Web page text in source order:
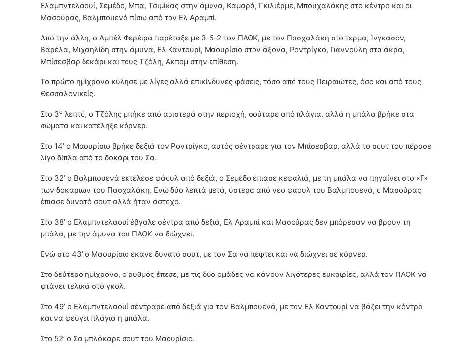
Ελαμπντελαουί, Σεμέδο, Μπα, Τσιμίκας στην άμυνα, Καμαρά, Γκιλιέρμε, Μπουχαλάκης στο κέντρο και οι
Μασούρας, Βαλμπουενά πίσω από τον Ελ Αραμπί.
Από την άλλη, ο Αμπέλ Φερέιρα παρέταξε με 3-5-2 τον ΠΑΟΚ, με τον Πασχαλάκη στο τέρμα, Ίνγκασον,
Βαρέλα, Μιχαηλίδη στην άμυνα, Ελ Καντουρί, Μαουρίσιο στον άξονα, Ροντρίγκο, Γιαννούλη στα άκρα,
Μπίσεσβαρ δεκάρι και τους Τζόλη, Άκπομ στην επίθεση.
Το πρώτο ημίχρονο κύλησε με λίγες αλλά επικίνδυνες φάσεις, τόσο από τους Πειραιώτες, όσο και από τους
Θεσσαλονικείς.
Στο 3ο λεπτό, ο Τζόλης μπήκε από αριστερά στην περιοχή, σούταρε από πλάγια, αλλά η μπάλα βρήκε στα
σώματα και κατέληξε κόρνερ.
Στο 14’ ο Μαουρίσιο βρήκε δεξιά τον Ροντρίγκο, αυτός σέντραρε για τον Μπίσεσβαρ, αλλά το σουτ του πέρασε
λίγο δίπλα από το δοκάρι του Σα.
Στο 32’ ο Βαλμπουενά εκτέλεσε φάουλ από δεξιά, ο Σεμέδο έπιασε κεφαλιά, με τη μπάλα να πηγαίνει στο «Γ»
των δοκαριών του Πασχαλάκη. Ενώ δύο λεπτά μετά, ύστερα από νέο φάουλ του Βαλμπουενά, ο Μασούρας
έπιασε δυνατό σουτ αλλά ήταν άστοχο.
Στο 38’ ο Ελαμπντελαουί έβγαλε σέντρα από δεξιά, Ελ Αραμπί και Μασούρας δεν μπόρεσαν να βρουν τη
μπάλα, με την άμυνα του ΠΑΟΚ να διώχνει.
Ενώ στο 43’ ο Μαουρίσιο έκανε δυνατό σουτ, με τον Σα να πέφτει και να διώχνει σε κόρνερ.
Στο δεύτερο ημίχρονο, ο ρυθμός έπεσε, με τις δύο ομάδες να κάνουν λιγότερες ευκαιρίες, αλλά τον ΠΑΟΚ να
φτάνει τελικά στο γκολ.
Στο 49’ ο Ελαμπντελαουί σέντραρε από δεξιά για τον Βαλμπουενά, με τον Ελ Καντουρί να βάζει την κόντρα
και να φεύγει πλάγια η μπάλα.
Στο 52’ ο Σα μπλόκαρε σουτ του Μαουρίσιο.